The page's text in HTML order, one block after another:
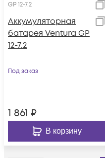
GP 12-7.2
Аккумуляторная
батарея Ventura GP
12-7.2
Под заказ
1 861 ₽
В корзину